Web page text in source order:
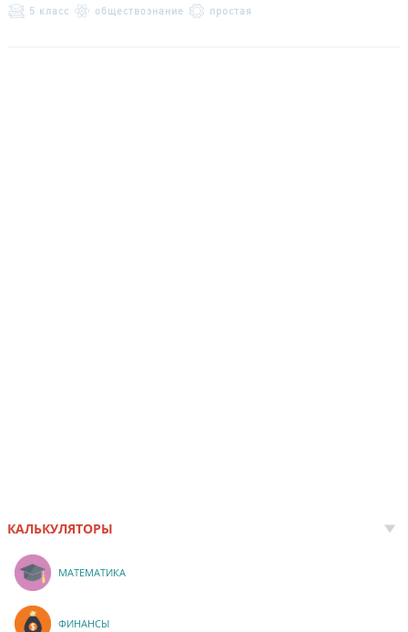
5 класс обществознание простая
КАЛЬКУЛЯТОРЫ
МАТЕМАТИКА
ФИНАНСЫ